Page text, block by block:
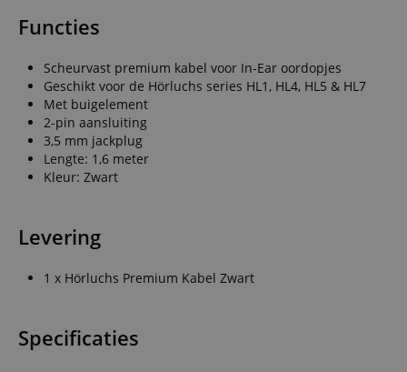
Functies
Scheurvast premium kabel voor In-Ear oordopjes
Geschikt voor de Hörluchs series HL1, HL4, HL5 & HL7
Met buigelement
2-pin aansluiting
3,5 mm jackplug
Lengte: 1,6 meter
Kleur: Zwart
Levering
1 x Hörluchs Premium Kabel Zwart
Specificaties